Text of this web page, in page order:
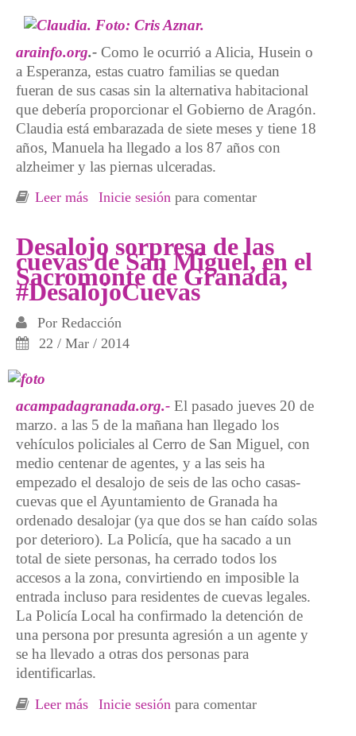
arainfo.org.- Como le ocurrió a Alicia, Husein o
a Esperanza, estas cuatro familias se quedan
fueran de sus casas sin la alternativa habitacional
que debería proporcionar el Gobierno de Aragón.
Claudia está embarazada de siete meses y tiene 18
años, Manuela ha llegado a los 87 años con
alzheimer y las piernas ulceradas.
Leer más sobre No paran los desahucios: Claudia,
desalojadas este lunes sin alternativa
habitacional
Inicie sesión para comentar
Desalojo sorpresa de las
cuevas de San Miguel, en el
Sacromonte de Granada,
#DesalojoCuevas
Por Redacción
22 / Mar / 2014
acampadagranada.org.- El pasado jueves 20 de
marzo. a las 5 de la mañana han llegado los
vehículos policiales al Cerro de San Miguel, con
medio centenar de agentes, y a las seis ha
empezado el desalojo de seis de las ocho casas-
cuevas que el Ayuntamiento de Granada ha
ordenado desalojar (ya que dos se han caído solas
por deterioro). La Policía, que ha sacado a un
total de siete personas, ha cerrado todos los
accesos a la zona, convirtiendo en imposible la
entrada incluso para residentes de cuevas legales.
La Policía Local ha confirmado la detención de
una persona por presunta agresión a un agente y
se ha llevado a otras dos personas para
identificarlas.
Leer más sobre Desalojo sorpresa de las cuevas de San
Inicie sesión para comentar